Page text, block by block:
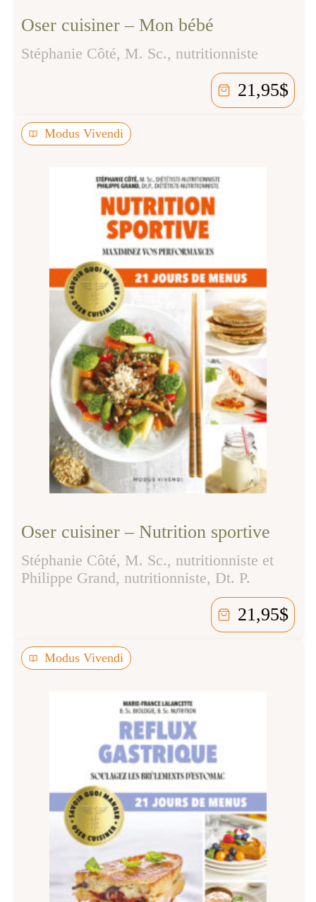
Oser cuisiner – Mon bébé
Stéphanie Côté, M. Sc., nutritionniste
21,95$
Modus Vivendi
Oser cuisiner – Nutrition sportive
Stéphanie Côté, M. Sc., nutritionniste et
Philippe Grand, nutritionniste, Dt. P.
21,95$
Modus Vivendi